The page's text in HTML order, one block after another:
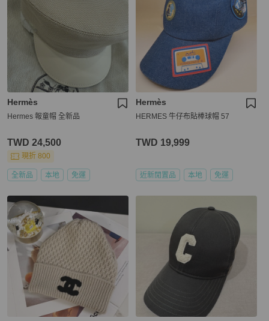
Hermès
Hermes 報童帽 全新品
TWD 24,500
現折 800
全新品 本地 免運
Hermès
HERMES 牛仔布貼棒球帽 57
TWD 19,999
近新閒置品 本地 免運